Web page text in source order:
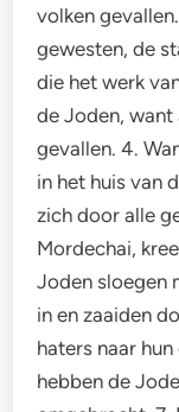
volken
gewesten, de
die het werk
de Joden,
gevallen. 4.
in het huis van
zich door alle
Mordechai,
Joden sloegen
in en zaaiden
haters naar
hebben de